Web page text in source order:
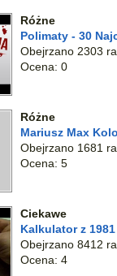
Różne
Polimaty - 30
Obejrzano 2303
Ocena: 0
Różne
Mariusz Max
Obejrzano 1681
Ocena: 5
Ciekawe
Kalkulator z 1981
Obejrzano 8412
Ocena: 4